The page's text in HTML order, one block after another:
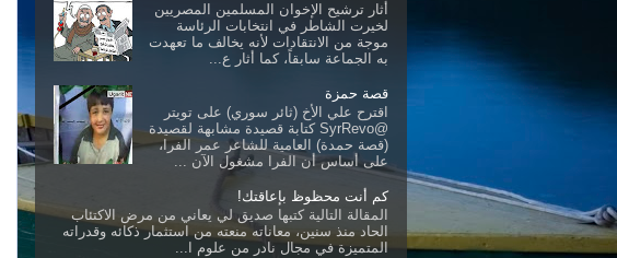
أثار ترشيح الإخوان المسلمين المصريين
لخيرت الشاطر في انتخابات الرئاسة
موجة من الانتقادات لأنه يخالف ما تعهدت
به الجماعة سابقاً، كما أثار ع...
قصة حمزة
اقترح علي الأخ (ثائر سوري) على تويتر
@SyrRevo كتابة قصيدة مشابهة لقصيدة
(قصة حمدة) العامية للشاعر عمر الفرا،
على أساس أن الفرا مشغول الآن ...
كم أنت محظوظ بإعاقتك!
المقالة التالية كتبها صديق لي يعاني من مرض الاكتئاب
الحاد منذ سنين، معاناته منعته من استثمار ذكائه وقدراته
المتميزة في مجال نادر من علوم ا...